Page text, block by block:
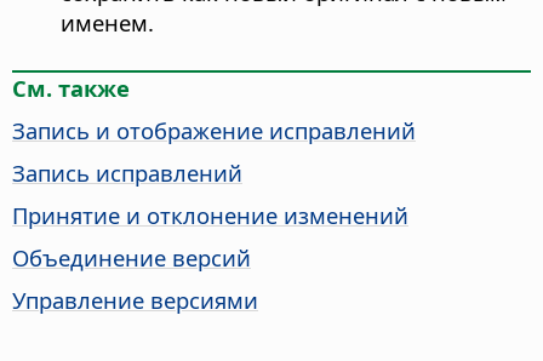
именем.
См. также
Запись и отображение исправлений
Запись исправлений
Принятие и отклонение изменений
Объединение версий
Управление версиями